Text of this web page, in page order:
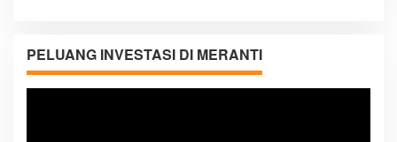
PELUANG INVESTASI DI MERANTI
Pemutar